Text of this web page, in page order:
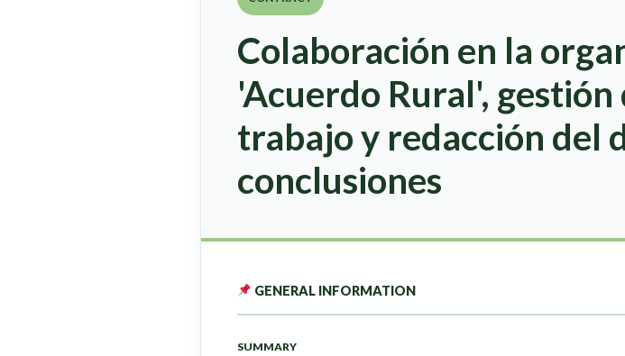
Colaboración en la
'Acuerdo Rural', gestión
trabajo y redacción del
conclusiones
GENERAL INFORMATION
SUMMARY